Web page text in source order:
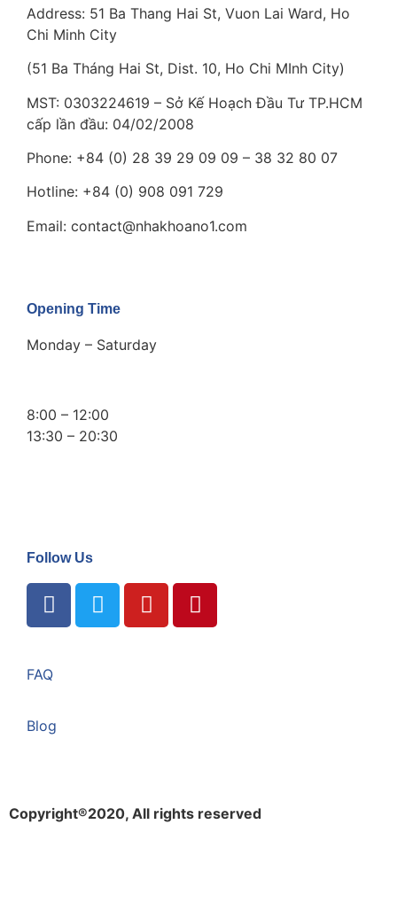
Address: 51 Ba Thang Hai St, Vuon Lai Ward, Ho
Chi Minh City
(51 Ba Tháng Hai St, Dist. 10, Ho Chi MInh City)
MST: 0303224619 – Sở Kế Hoạch Đầu Tư TP.HCM
cấp lần đầu: 04/02/2008
Phone: +84 (0) 28 39 29 09 09 – 38 32 80 07
Hotline: +84 (0) 908 091 729
Email: contact@nhakhoano1.com
Opening Time
Monday – Saturday
8:00 – 12:00
13:30 – 20:30
Follow Us
FAQ
Blog
Copyright®2020, All rights reserved